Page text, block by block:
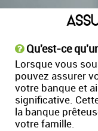
Qu'est-ce
Lorsque vous
pouvez assurer
votre banque et
significative.
la banque
votre famille.